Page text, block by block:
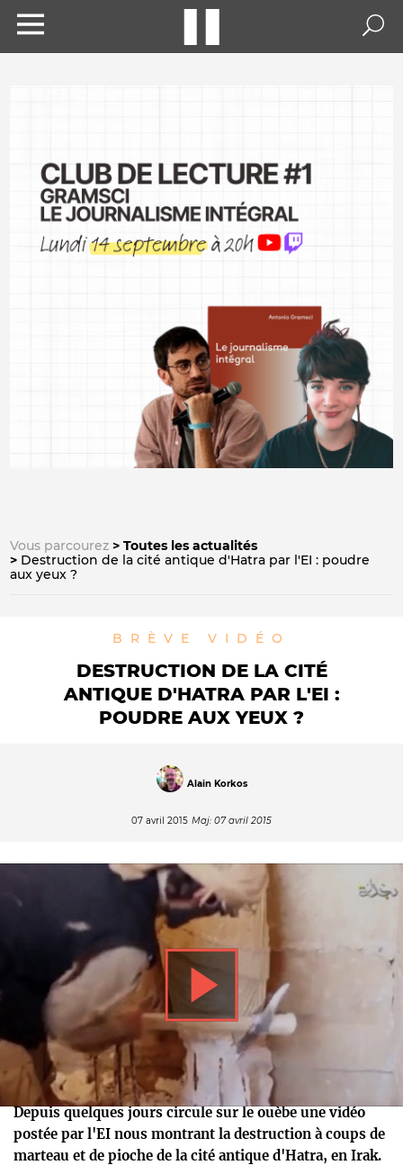
Vous parcourez
Toutes les actualités
Destruction de la cité antique d'Hatra par l'EI : poudre
aux yeux ?
BRÈVEVIDÉO
DESTRUCTION DE LA CITÉ
ANTIQUE D'HATRA PAR L'EI :
POUDRE AUX YEUX ?
Alain Korkos
07 avril 2015 Maj: 07 avril 2015
Depuis quelques jours circule sur le ouèbe une vidéo
postée par l'EI nous montrant la destruction à coups de
marteau et de pioche de la cité antique d'Hatra, en Irak.